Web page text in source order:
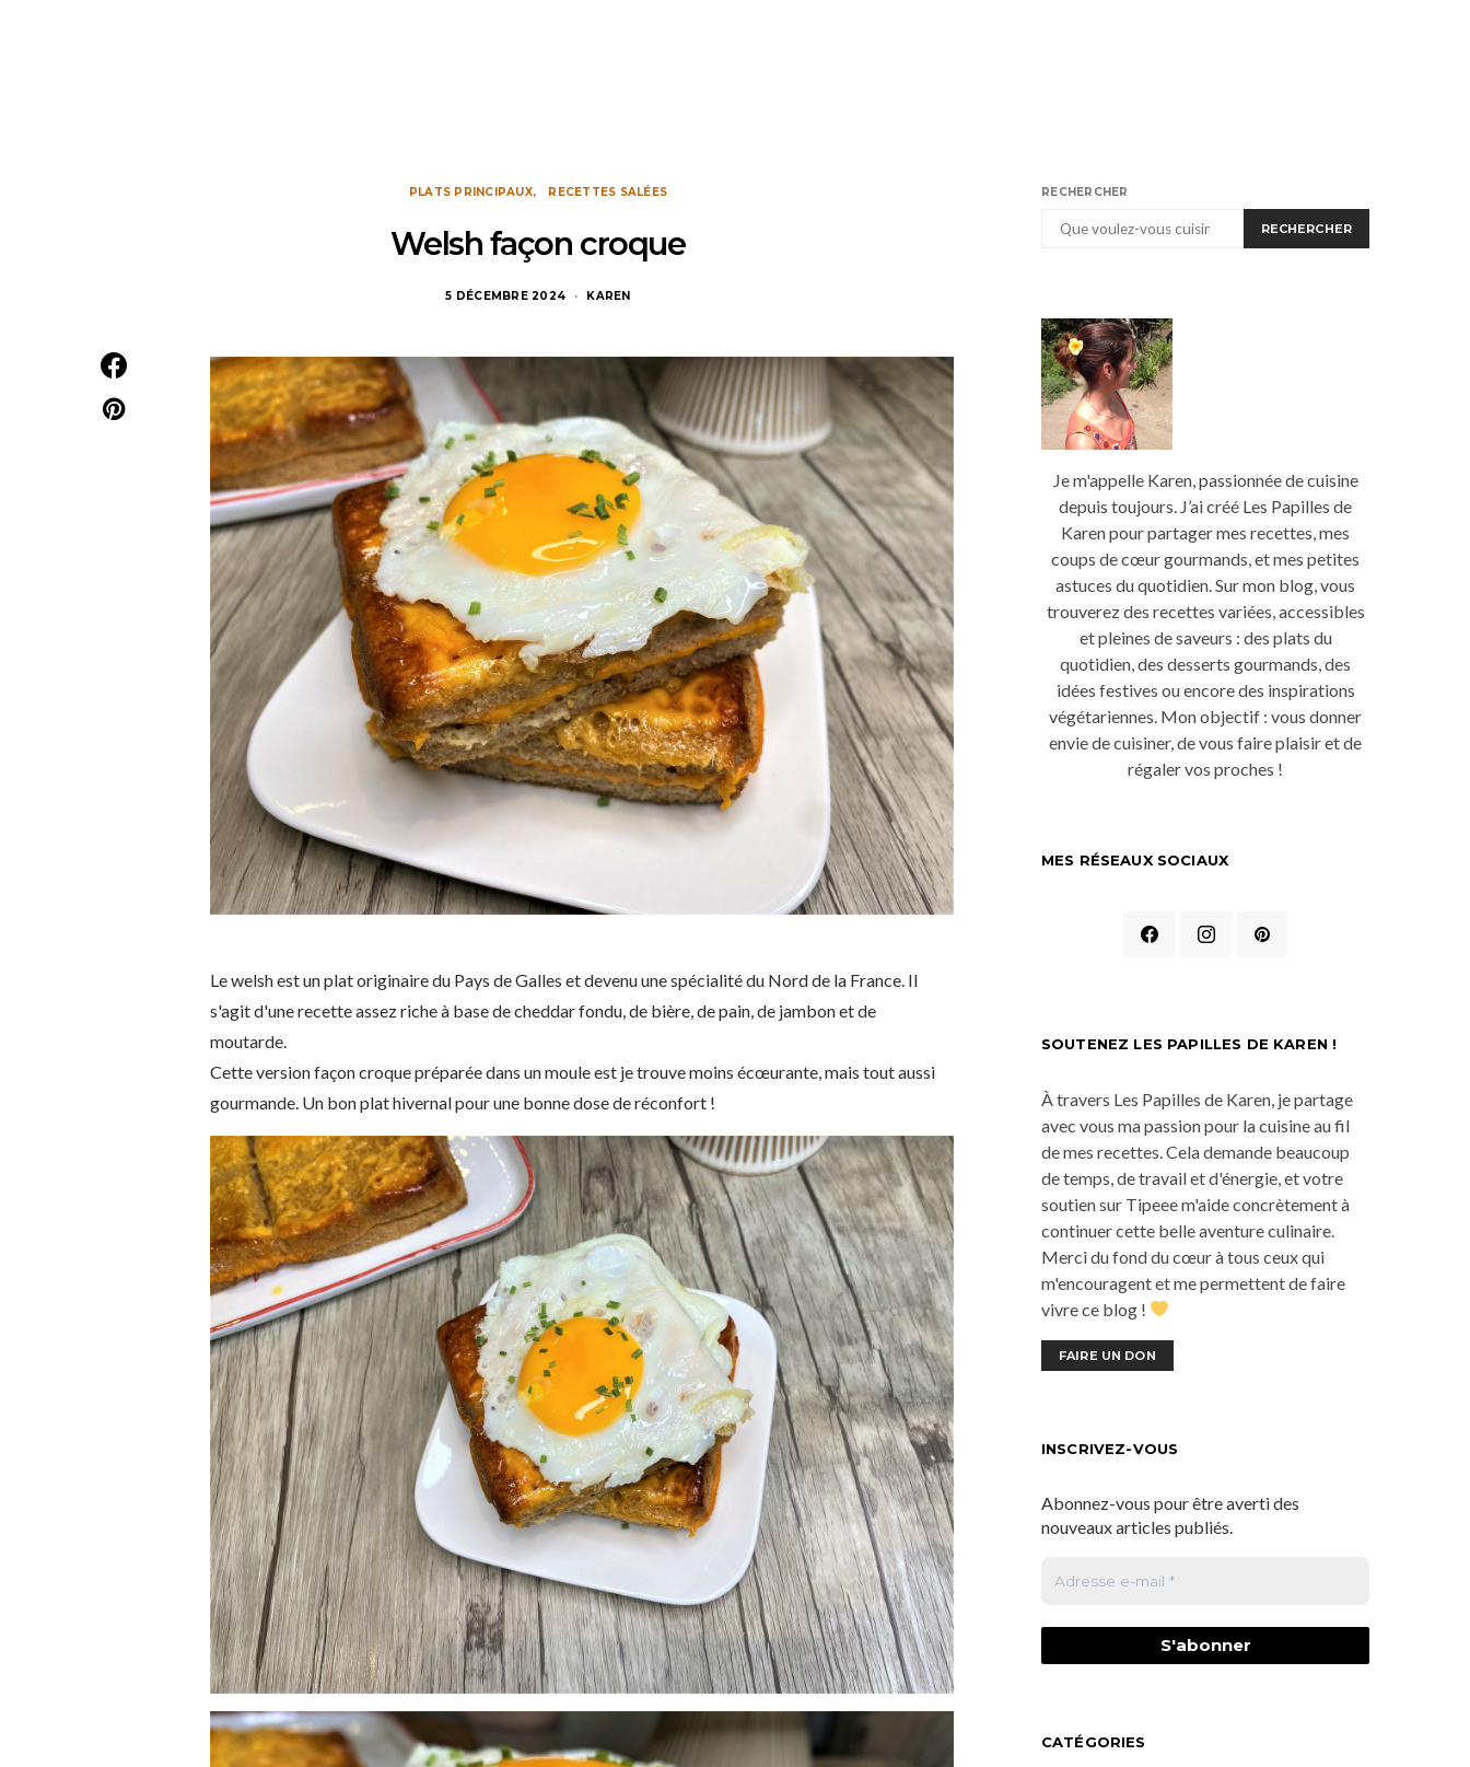
PLATS PRINCIPAUX RECETTES SALÉES
Welsh façon croque
5 DÉCEMBRE 2024 KAREN
Le welsh est un plat originaire du Pays de Galles et devenu une spécialité du Nord de la France. Il
s'agit d'une recette assez riche à base de cheddar fondu, de bière, de pain, de jambon et de
moutarde.
Cette version façon croque préparée dans un moule est je trouve moins écœurante, mais tout aussi
gourmande. Un bon plat hivernal pour une bonne dose de réconfort !
RECHERCHER
RECHERCHER
Je m'appelle Karen, passionnée de cuisine
depuis toujours. J’ai créé Les Papilles de
Karen pour partager mes recettes, mes
coups de cœur gourmands, et mes petites
astuces du quotidien. Sur mon blog, vous
trouverez des recettes variées, accessibles
et pleines de saveurs : des plats du
quotidien, des desserts gourmands, des
idées festives ou encore des inspirations
végétariennes. Mon objectif : vous donner
envie de cuisiner, de vous faire plaisir et de
régaler vos proches !
MES RÉSEAUX SOCIAUX
SOUTENEZ LES PAPILLES DE KAREN !
À travers Les Papilles de Karen, je partage
avec vous ma passion pour la cuisine au fil
de mes recettes. Cela demande beaucoup
de temps, de travail et d'énergie, et votre
soutien sur Tipeee m'aide concrètement à
continuer cette belle aventure culinaire.
Merci du fond du cœur à tous ceux qui
m'encouragent et me permettent de faire
vivre ce blog !
FAIRE UN DON
INSCRIVEZ-VOUS
Abonnez-vous pour être averti des
nouveaux articles publiés.
CATÉGORIES